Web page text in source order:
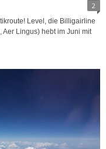
2
Level, die Billigairline
Aer Lingus) hebt im Juni mit